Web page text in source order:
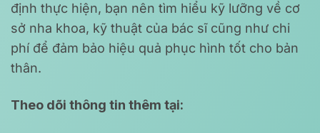
định thực hiện, bạn nên tìm hiểu kỹ lưỡng về cơ
sở nha khoa, kỹ thuật của bác sĩ cũng như chi
phí để đảm bảo hiệu quả phục hình tốt cho bản
thân.
Theo dõi thông tin thêm tại: